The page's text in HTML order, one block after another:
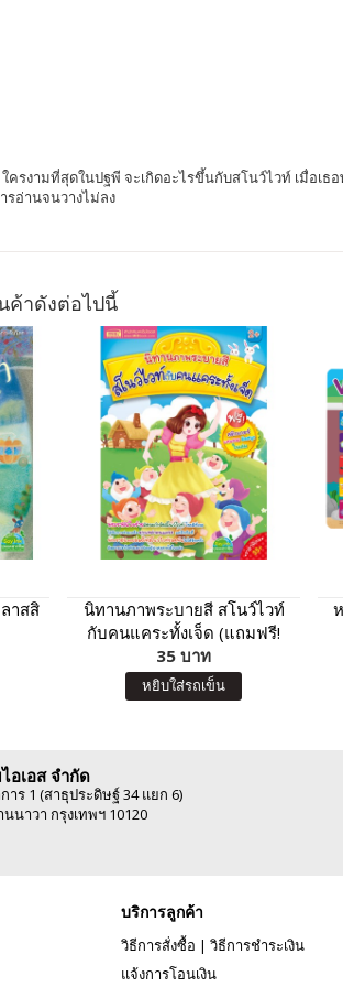
ใครงามที่สุดในปฐพี จะเกิดอะไรขึ้นกับสโนว์ไวท์ เมื่
รอ่านจนวางไม่ลง
ค้าดังต่อไปนี้
าสสิ
นิทานภาพระบายสี สโนว์ไวท์
กับคนแคระทั้งเจ็ด (แถมฟรี!
สติกเกอร์)
35 บาท
หยิบใส่รถเข็น
อเอส จำกัด
ร 1 (สาธุประดิษฐ์ 34 แยก 6)
นาวา กรุงเทพฯ 10120
บริการลูกค้า
วิธีการสั่งซื้อ | วิธีการชำระเงิน
แจ้งการโอนเงิน